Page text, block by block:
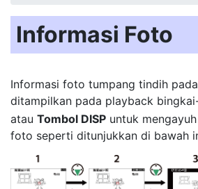
Informasi Foto
Informasi foto tumpang tindih
ditampilkan pada playback
atau Tombol DISP untuk
foto seperti ditunjukkan di bawah